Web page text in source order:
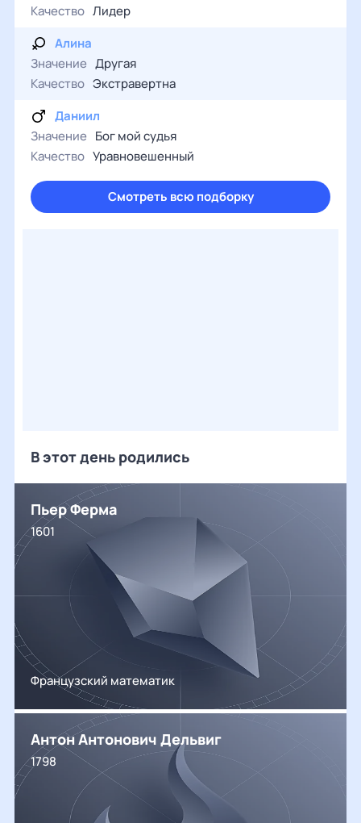
Качество Лидер
Алина
Значение Другая
Качество Экстравертна
Даниил
Значение Бог мой судья
Качество Уравновешенный
Смотреть всю подборку
В этот день родились
Пьер Ферма
1601
Французский математик
Антон Антонович Дельвиг
1798